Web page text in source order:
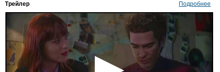
Трейлер
Подробнее